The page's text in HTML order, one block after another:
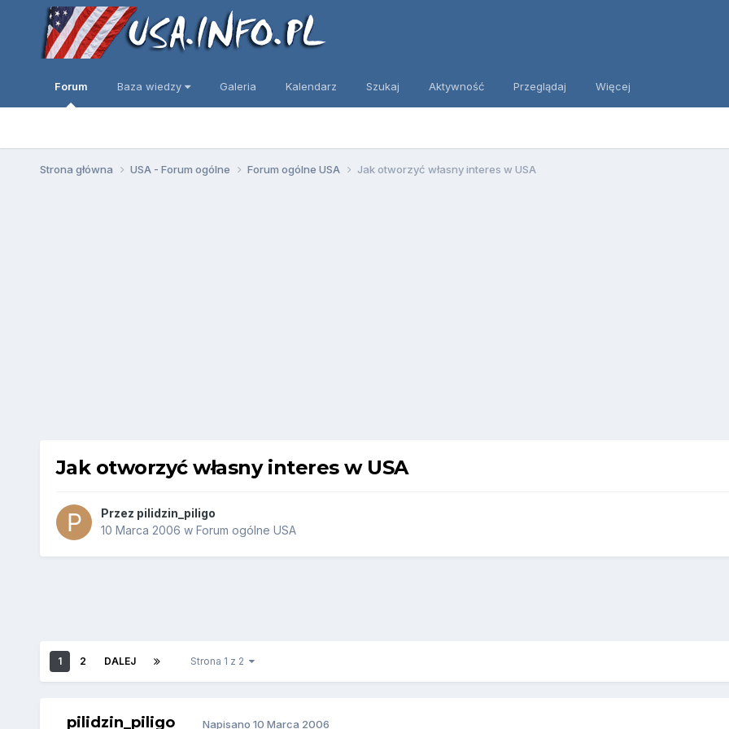
Forum Baza wiedzy Galeria Kalendarz Szukaj Aktywność Przeglądaj Więcej
Strona główna USA - Forum ogólne Forum ogólne USA Jak otworzyć własny interes w USA
Jak otworzyć własny interes w USA
Przez pilidzin_piligo
10 Marca 2006 w Forum ogólne USA
1 2 DALEJ Strona 1 z 2
pilidzin_piligo Napisano 10 Marca 2006